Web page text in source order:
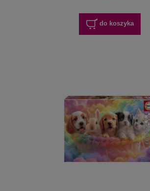
do koszyka